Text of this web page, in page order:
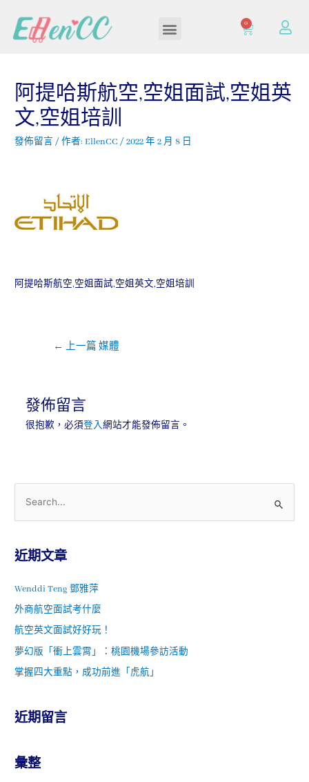
0
阿提哈斯航空,空姐面試,空姐英
文,空姐培訓
發佈留言 / 作者:EllenCC/2022 年 2 月 8 日
阿提哈斯航空,空姐面試,空姐英文,空姐培訓
← 上一篇 媒體
發佈留言
很抱歉，必須登入網站才能發佈留言。
近期文章
Wenddi Teng 鄧雅萍
外商航空面試考什麼
航空英文面試好好玩！
夢幻版「衝上雲霄」：桃園機場參訪活動
掌握四大重點，成功前進「虎航」
近期留言
彙整